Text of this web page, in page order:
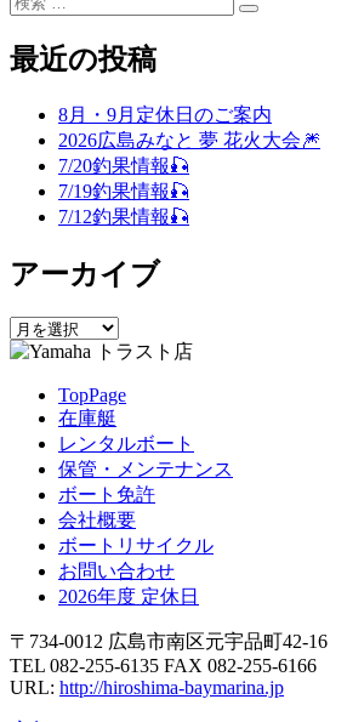
ビ
ン
稿:
稿:
対
象:
検
最近の投稿
8月・9月定休日のご案内
2026広島みなと 夢 花火大会🎆
7/20釣果情報🎣
7/19釣果情報🎣
7/12釣果情報🎣
アーカイブ
ア
ー
TopPage
在庫艇
レンタルボート
保管・メンテナンス
ボート免許
会社概要
ボートリサイクル
お問い合わせ
2026年度 定休日
〒734-0012 広島市南区元宇品町42-16
TEL 082-255-6135 FAX 082-255-6166
URL: http://hiroshima-baymarina.jp